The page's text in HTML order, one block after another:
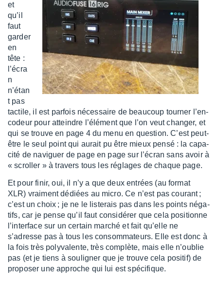
et
qu’il
faut
garder
en
tête :
l’écra
n
n’étan
t pas
tactile, il est parfois néces­saire de beau­coup tour­ner l’en­
co­deur pour atteindre l’élé­ment que l’on veut chan­ger, et
qui se trouve en page 4 du menu en ques­tion. C’est peut-
être le seul point qui aurait pu être mieux pensé : la capa­
cité de navi­guer de page en page sur l’écran sans avoir à
« scrol­ler » à travers tous les réglages de chaque page.
Et pour finir, oui, il n’y a que deux entrées (au format
XLR) vrai­ment dédiées au micro. Ce n’est pas courant ;
c’est un choix ; je ne le liste­rais pas dans les points néga­
tifs, car je pense qu’il faut consi­dé­rer que cela posi­tionne
l’in­ter­face sur un certain marché et fait qu’elle ne
s’adresse pas à tous les consom­ma­teurs. Elle est donc à
la fois très poly­va­lente, très complète, mais elle n’ou­blie
pas (et je tiens à souli­gner que je trouve cela posi­tif) de
propo­ser une approche qui lui est spéci­fique.